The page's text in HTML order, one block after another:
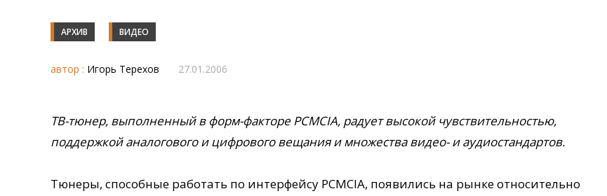
АРХИВ ВИДЕО
автор : Игорь Терехов 27.01.2006
ТВ-тюнер, выполненный в форм-факторе PCMCIA, радует высокой чувствительностью,
поддержкой аналогового и цифрового вещания и множества видео- и аудиостандартов.
Тюнеры, способные работать по интерфейсу PCMCIA, появились на рынке относительно